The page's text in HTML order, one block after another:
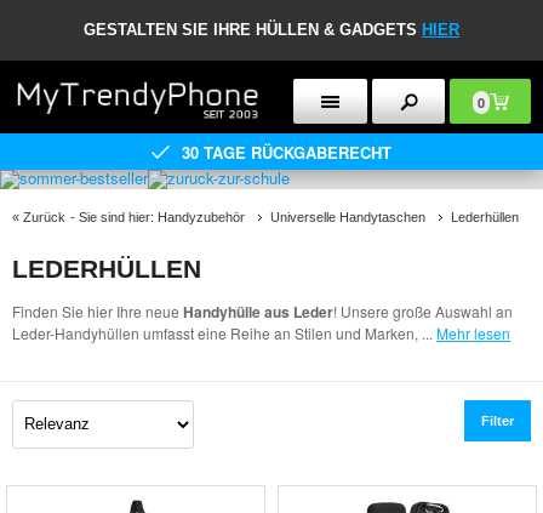
GESTALTEN SIE IHRE HÜLLEN & GADGETS HIER
0
30 TAGE RÜCKGABERECHT
« Zurück - Sie sind hier: Handyzubehör Universelle Handytaschen Lederhüllen
LEDERHÜLLEN
Finden Sie hier Ihre neue Handyhülle aus Leder! Unsere große Auswahl an
Leder-Handyhüllen umfasst eine Reihe an Stilen und Marken, ... Mehr lesen
Filter